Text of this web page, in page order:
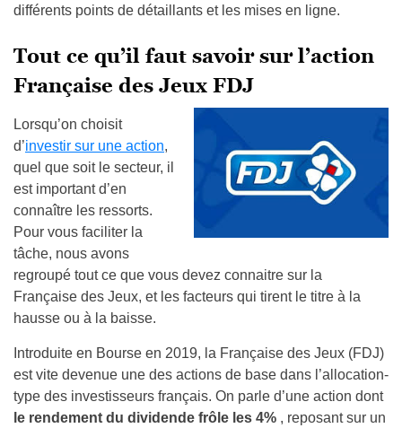
différents points de détaillants et les mises en ligne.
Tout ce qu’il faut savoir sur l’action
Française des Jeux FDJ
Lorsqu’on choisit
d’investir sur une action,
quel que soit le secteur, il
est important d’en
connaître les ressorts.
Pour vous faciliter la
tâche, nous avons
regroupé tout ce que vous devez connaitre sur la
Française des Jeux, et les facteurs qui tirent le titre à la
hausse ou à la baisse.
Introduite en Bourse en 2019, la Française des Jeux (FDJ)
est vite devenue une des actions de base dans l’allocation-
type des investisseurs français. On parle d’une action dont
le rendement du dividende frôle les 4% , reposant sur un